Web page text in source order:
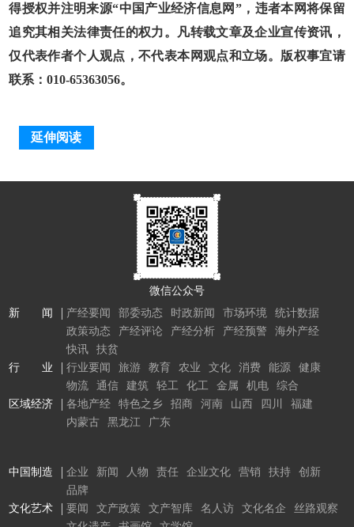
得授权并注明来源“中国产业经济信息网”，违者本网将保留
追究其相关法律责任的权力。凡转载文章及企业宣传资讯，
仅代表作者个人观点，不代表本网观点和立场。版权事宜请
联系：010-65363056。
延伸阅读
微信公众号
新 闻
产经要闻 部委动态 时政新闻 市场环境
统计数据
政策动态
产经评论 产经分析 产经预警
海外产经
快讯
扶贫
行 业
行业要闻 旅游 教育 农业 文化 消费 能源
健康
物流
通信 建筑 轻工 化工 金属 机电
综合
区域经济
各地产经 特色之乡 招商 河南 山西 四川
福建
内蒙古
黑龙江 广东
中国制造 企业 新闻 人物 责任 企业文化 营销 扶持
创新
品牌
文化艺术
要闻 文产政策 文产智库 名人访 文化名企
丝路观察